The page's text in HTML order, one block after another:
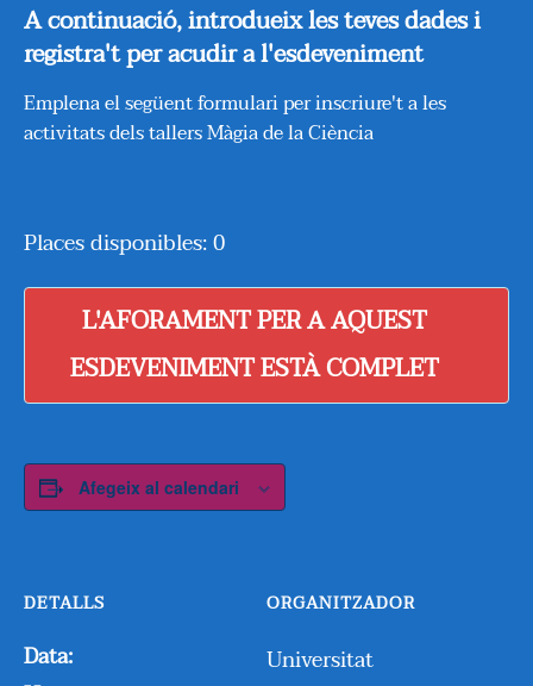
A continuació, introdueix les teves dades i
registra't per acudir a l'esdeveniment
Emplena el següent formulari per inscriure't a les
activitats dels tallers Màgia de la Ciència
Places disponibles: 0
L'AFORAMENT PER A AQUEST
ESDEVENIMENT ESTÀ COMPLET
Afegeix al calendari
DETALLS
Data:
ORGANITZADOR
Universitat